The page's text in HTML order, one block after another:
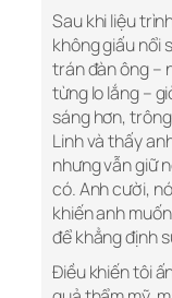
Sau khi liệu
không giấu nổi
trán đàn ông –
từng lo lắng –
sáng hơn,
Linh và thấy
nhưng vẫn giữ
có. Anh cười,
khiến anh
để khẳng định
Điều khiến tôi